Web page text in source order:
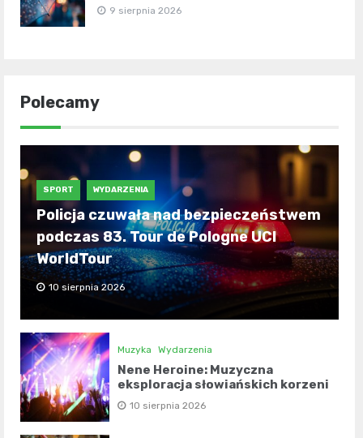
9 sierpnia 2026
Polecamy
SPORT WYDARZENIA
Policja czuwała nad bezpieczeństwem
podczas 83. Tour de Pologne UCI
WorldTour
10 sierpnia 2026
Muzyka Wydarzenia
Nene Heroine: Muzyczna
eksploracja słowiańskich korzeni
10 sierpnia 2026